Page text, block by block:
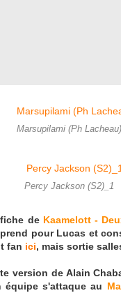
Marsupilami (Ph Lacheau)
Percy Jackson (S2)_1
de Kaamelott -
pour Lucas et
fan ici, mais sortie
version de Alain
équipe s'attaque au